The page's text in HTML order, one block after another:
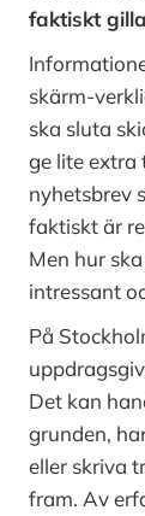
faktiskt
skärm-
ska sluta
ge lite extra
nyhetsbrev
faktiskt är
Men hur
intressant
På
Det kan
grunden,
eller skriva
fram. Av